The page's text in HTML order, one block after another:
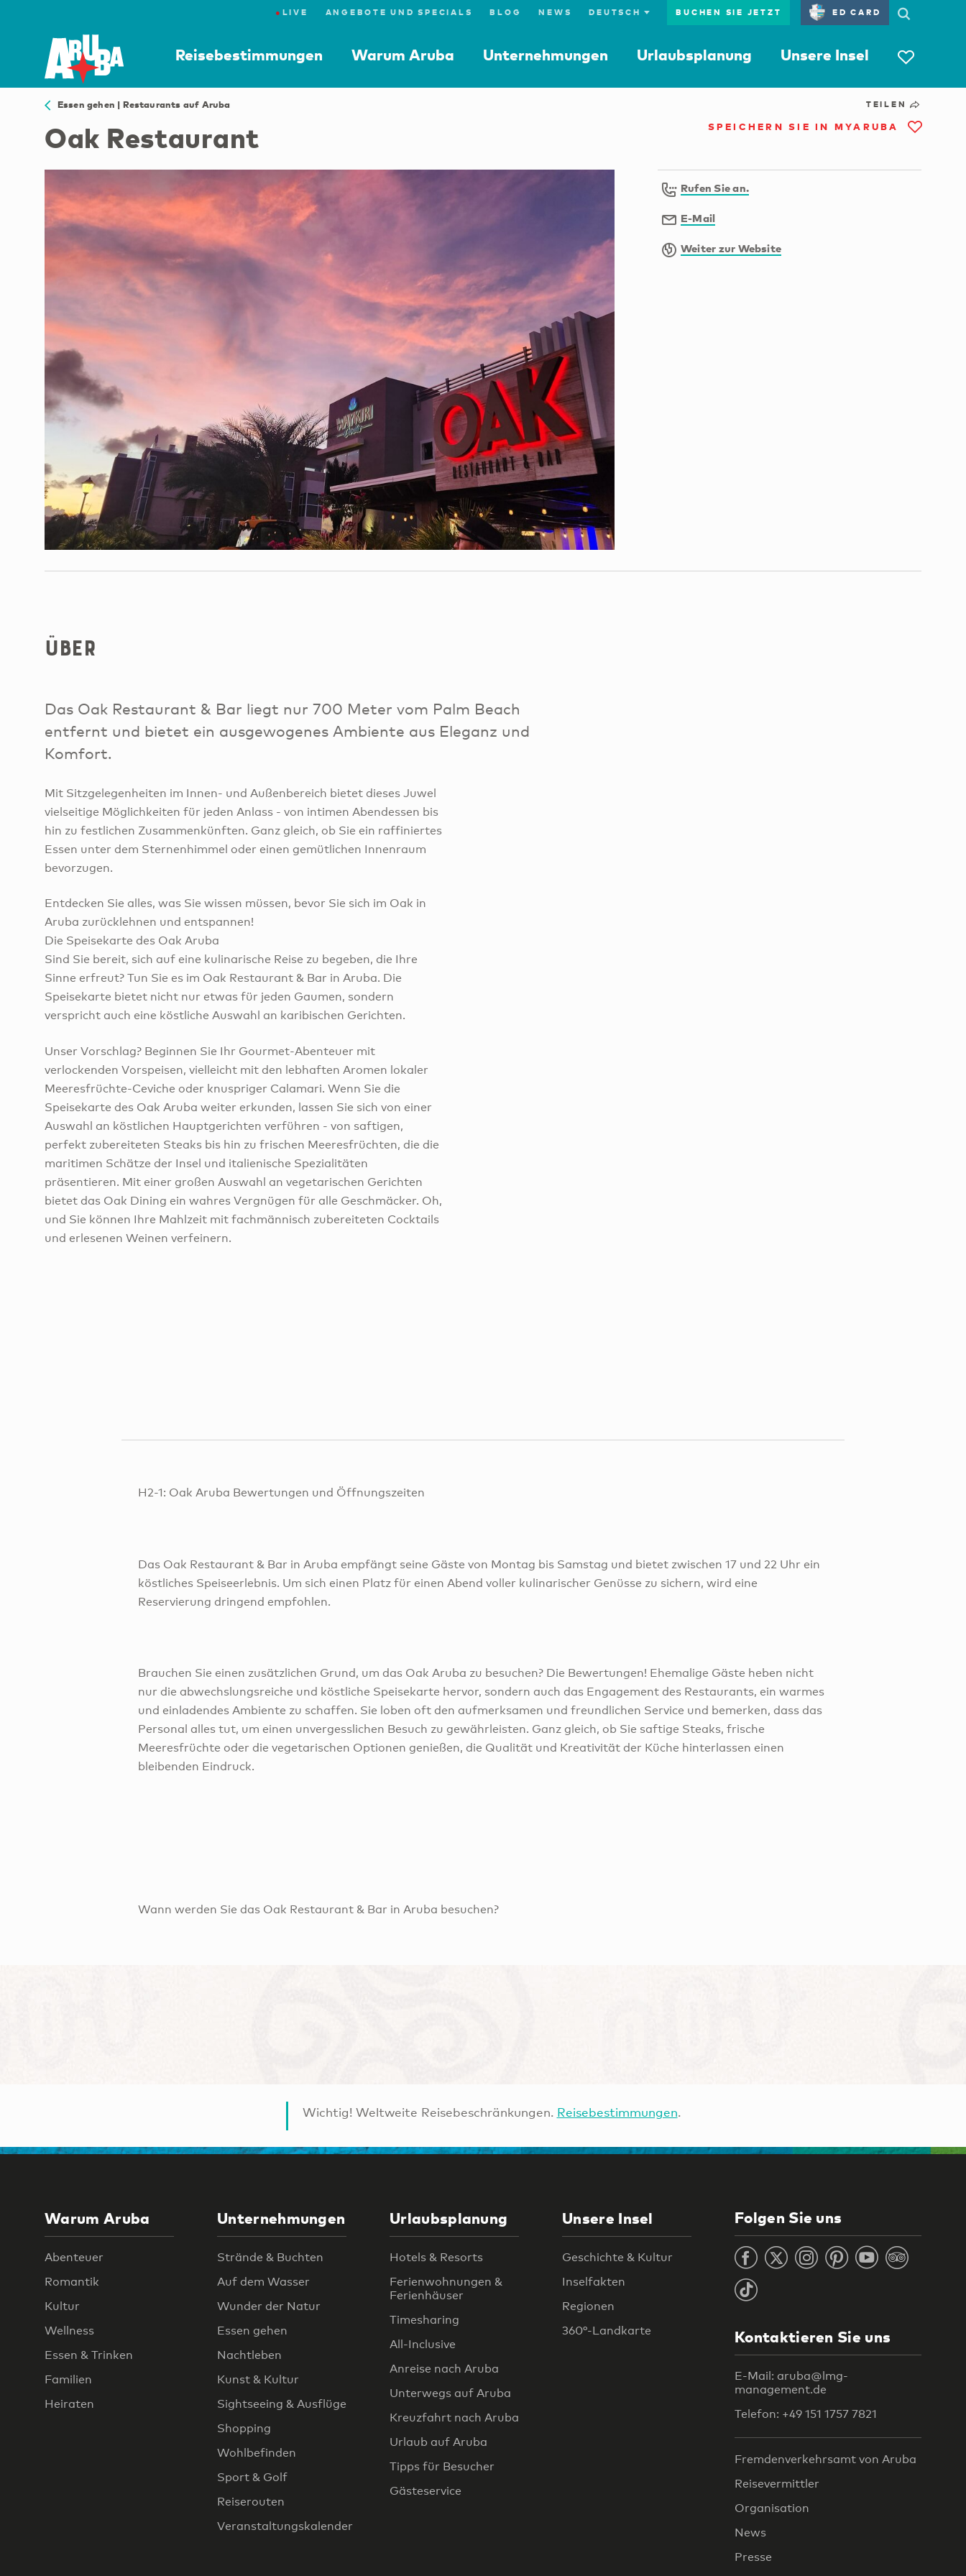
● LIVE ANGEBOTE UND SPECIALS BLOG NEWS BUCHEN SIE JETZT ED CARD
Reisebestimmungen Warum Aruba Unternehmungen Urlaubsplanung Unsere Insel
Essen gehen | Restaurants auf Aruba
Oak Restaurant
TEILEN
SPEICHERN SIE IN MYARUBA
Rufen Sie an.
E-Mail
Weiter zur Website
Über
Das Oak Restaurant & Bar liegt nur 700 Meter vom Palm Beach
entfernt und bietet ein ausgewogenes Ambiente aus Eleganz und
Komfort.
Mit Sitzgelegenheiten im Innen- und Außenbereich bietet dieses Juwel
vielseitige Möglichkeiten für jeden Anlass - von intimen Abendessen bis
hin zu festlichen Zusammenkünften. Ganz gleich, ob Sie ein raffiniertes
Essen unter dem Sternenhimmel oder einen gemütlichen Innenraum
bevorzugen.
Entdecken Sie alles, was Sie wissen müssen, bevor Sie sich im Oak in
Aruba zurücklehnen und entspannen!
Die Speisekarte des Oak Aruba
Sind Sie bereit, sich auf eine kulinarische Reise zu begeben, die Ihre
Sinne erfreut? Tun Sie es im Oak Restaurant & Bar in Aruba. Die
Speisekarte bietet nicht nur etwas für jeden Gaumen, sondern
verspricht auch eine köstliche Auswahl an karibischen Gerichten.
Unser Vorschlag? Beginnen Sie Ihr Gourmet-Abenteuer mit
verlockenden Vorspeisen, vielleicht mit den lebhaften Aromen lokaler
Meeresfrüchte-Ceviche oder knuspriger Calamari. Wenn Sie die
Speisekarte des Oak Aruba weiter erkunden, lassen Sie sich von einer
Auswahl an köstlichen Hauptgerichten verführen - von saftigen,
perfekt zubereiteten Steaks bis hin zu frischen Meeresfrüchten, die die
maritimen Schätze der Insel und italienische Spezialitäten
präsentieren. Mit einer großen Auswahl an vegetarischen Gerichten
bietet das Oak Dining ein wahres Vergnügen für alle Geschmäcker. Oh,
und Sie können Ihre Mahlzeit mit fachmännisch zubereiteten Cocktails
und erlesenen Weinen verfeinern.
H2-1: Oak Aruba Bewertungen und Öffnungszeiten
Das Oak Restaurant & Bar in Aruba empfängt seine Gäste von Montag bis Samstag und bietet zwischen 17 und 22 Uhr ein
köstliches Speiseerlebnis. Um sich einen Platz für einen Abend voller kulinarischer Genüsse zu sichern, wird eine
Reservierung dringend empfohlen.
Brauchen Sie einen zusätzlichen Grund, um das Oak Aruba zu besuchen? Die Bewertungen! Ehemalige Gäste heben nicht
nur die abwechslungsreiche und köstliche Speisekarte hervor, sondern auch das Engagement des Restaurants, ein warmes
und einladendes Ambiente zu schaffen. Sie loben oft den aufmerksamen und freundlichen Service und bemerken, dass das
Personal alles tut, um einen unvergesslichen Besuch zu gewährleisten. Ganz gleich, ob Sie saftige Steaks, frische
Meeresfrüchte oder die vegetarischen Optionen genießen, die Qualität und Kreativität der Küche hinterlassen einen
bleibenden Eindruck.
Wann werden Sie das Oak Restaurant & Bar in Aruba besuchen?
Wichtig! Weltweite Reisebeschränkungen. Reisebestimmungen.
Warum Aruba
Abenteuer
Romantik
Kultur
Wellness
Essen & Trinken
Familien
Heiraten
Unternehmungen
Strände & Buchten
Auf dem Wasser
Wunder der Natur
Essen gehen
Nachtleben
Kunst & Kultur
Sightseeing & Ausflüge
Shopping
Wohlbefinden
Sport & Golf
Reiserouten
Veranstaltungskalender
Urlaubsplanung
Hotels & Resorts
Ferienwohnungen &
Ferienhäuser
Timesharing
All-Inclusive
Anreise nach Aruba
Unterwegs auf Aruba
Kreuzfahrt nach Aruba
Urlaub auf Aruba
Tipps für Besucher
Gästeservice
Unsere Insel
Geschichte & Kultur
Inselfakten
Regionen
360°-Landkarte
Folgen Sie uns
Kontaktieren Sie uns
E-Mail: aruba@lmg-
management.de
Telefon: +49 151 1757 7821
Fremdenverkehrsamt von Aruba
Reisevermittler
Organisation
News
Presse